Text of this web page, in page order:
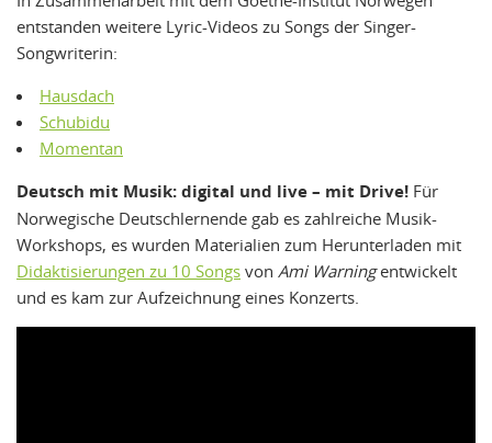
entstanden weitere Lyric-Videos zu Songs der Singer-
Songwriterin:
Hausdach
Schubidu
Momentan
Deutsch mit Musik: digital und live – mit Drive! Für
Norwegische Deutschlernende gab es zahlreiche Musik-
Workshops, es wurden Materialien zum Herunterladen mit
Didaktisierungen zu 10 Songs von Ami Warningentwickelt
und es kam zur Aufzeichnung eines Konzerts.